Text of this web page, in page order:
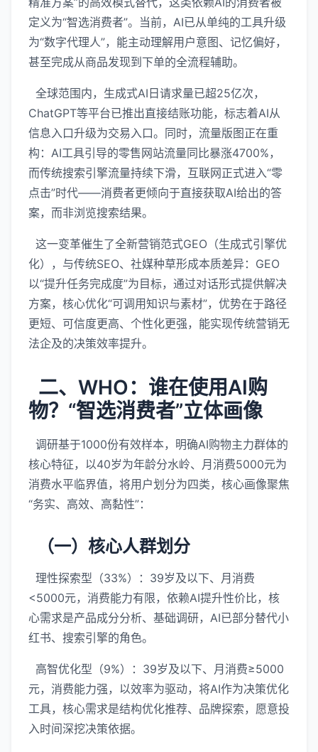
定义为“智选消费者”。当前，AI已从单纯的工具升级
为“数字代理人”，能主动理解用户意图、记忆偏好，
甚至完成从商品发现到下单的全流程辅助。
全球范围内，生成式AI日请求量已超25亿次，
ChatGPT等平台已推出直接结账功能，标志着AI从
信息入口升级为交易入口。同时，流量版图正在重
构：AI工具引导的零售网站流量同比暴涨4700%，
而传统搜索引擎流量持续下滑，互联网正式进入“零
点击”时代——消费者更倾向于直接获取AI给出的答
案，而非浏览搜索结果。
这一变革催生了全新营销范式GEO（生成式引擎优
化），与传统SEO、社媒种草形成本质差异：GEO
以“提升任务完成度”为目标，通过对话形式提供解决
方案，核心优化“可调用知识与素材”，优势在于路径
更短、可信度更高、个性化更强，能实现传统营销无
法企及的决策效率提升。
二、WHO：谁在使用AI购
物？“智选消费者”立体画像
调研基于1000份有效样本，明确AI购物主力群体的
核心特征，以40岁为年龄分水岭、月消费5000元为
消费水平临界值，将用户划分为四类，核心画像聚焦
“务实、高效、高黏性”：
（一）核心人群划分
理性探索型（33%）：39岁及以下、月消费
<5000元，消费能力有限，依赖AI提升性价比，核
心需求是产品成分分析、基础调研，AI已部分替代小
红书、搜索引擎的角色。
高智优化型（9%）：39岁及以下、月消费≥5000
元，消费能力强，以效率为驱动，将AI作为决策优化
工具，核心需求是结构优化推荐、品牌探索，愿意投
入时间深挖决策依据。